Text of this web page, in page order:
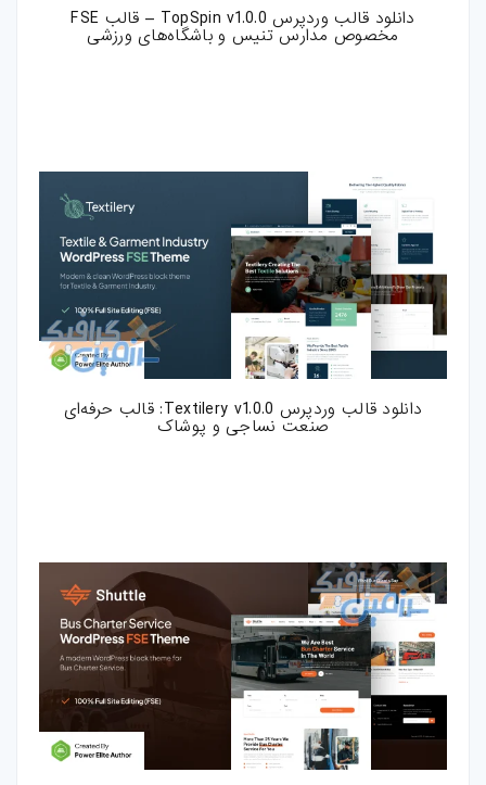
دانلود قالب وردپرس TopSpin v1.0.0 – قالب FSE
مخصوص مدارس تنیس و باشگاه‌های ورزشی
دانلود قالب وردپرس Textilery v1.0.0: قالب حرفه‌ای
صنعت نساجی و پوشاک